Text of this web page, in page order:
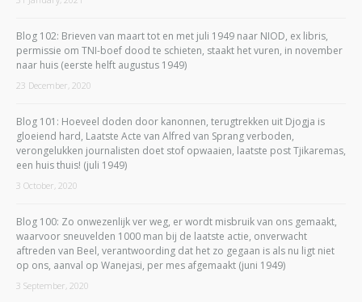
Blog 102: Brieven van maart tot en met juli 1949 naar NIOD, ex libris,
permissie om TNI-boef dood te schieten, staakt het vuren, in november
naar huis (eerste helft augustus 1949)
23 December, 2020
Blog 101: Hoeveel doden door kanonnen, terugtrekken uit Djogja is
gloeiend hard, Laatste Acte van Alfred van Sprang verboden,
verongelukken journalisten doet stof opwaaien, laatste post Tjikaremas,
een huis thuis! (juli 1949)
3 October, 2020
Blog 100: Zo onwezenlijk ver weg, er wordt misbruik van ons gemaakt,
waarvoor sneuvelden 1000 man bij de laatste actie, onverwacht
aftreden van Beel, verantwoording dat het zo gegaan is als nu ligt niet
op ons, aanval op Wanejasi, per mes afgemaakt (juni 1949)
3 September, 2020